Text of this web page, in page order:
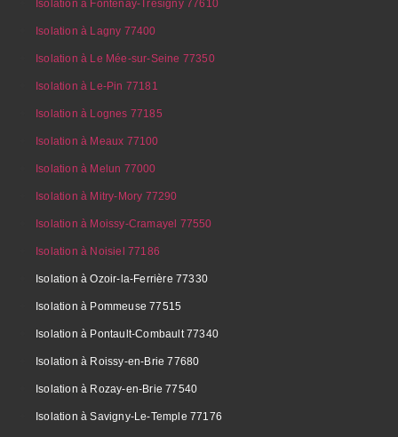
Isolation à Fontenay-Trésigny 77610
Isolation à Lagny 77400
Isolation à Le Mée-sur-Seine 77350
Isolation à Le-Pin 77181
Isolation à Lognes 77185
Isolation à Meaux 77100
Isolation à Melun 77000
Isolation à Mitry-Mory 77290
Isolation à Moissy-Cramayel 77550
Isolation à Noisiel 77186
Isolation à Ozoir-la-Ferrière 77330
Isolation à Pommeuse 77515
Isolation à Pontault-Combault 77340
Isolation à Roissy-en-Brie 77680
Isolation à Rozay-en-Brie 77540
Isolation à Savigny-Le-Temple 77176